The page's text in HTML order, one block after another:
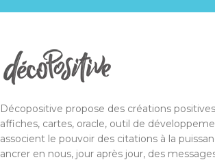
Décopositive propose des créations
affiches, cartes, oracle, outil de
associent le pouvoir des citations à la
ancrer en nous, jour après jour, des